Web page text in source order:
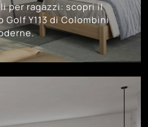
per ragazzi: scopri il
Y113 di Colombini